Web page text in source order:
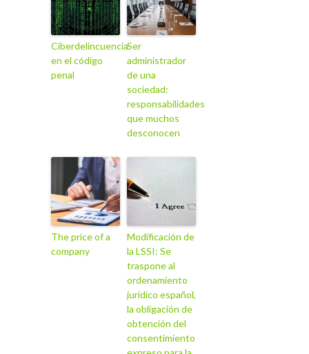
Ciberdelincuencia
en el código
penal
Ser
administrador
de una
sociedad:
responsabilidades
que muchos
desconocen
The price of a
company
Modificación de
la LSSI: Se
traspone al
ordenamiento
jurídico español,
la obligación de
obtención del
consentimiento